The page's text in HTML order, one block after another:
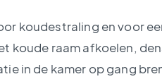
koudestraling en voor
koude raam afkoelen,
in de kamer op gang